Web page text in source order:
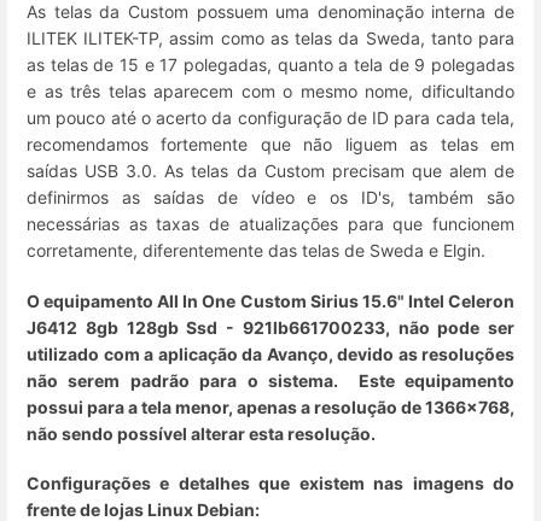
As telas da Custom possuem uma denominação interna de
ILITEK ILITEK-TP, assim como as telas da Sweda, tanto para
as telas de 15 e 17 polegadas, quanto a tela de 9 polegadas
e as três telas aparecem com o mesmo nome, dificultando
um pouco até o acerto da configuração de ID para cada tela,
recomendamos fortemente que não liguem as telas em
saídas USB 3.0. As telas da Custom precisam que alem de
definirmos as saídas de vídeo e os ID's, também são
necessárias as taxas de atualizações para que funcionem
corretamente, diferentemente das telas de Sweda e Elgin.
O equipamento All In One Custom Sirius 15.6" Intel Celeron
J6412 8gb 128gb Ssd - 921lb661700233, não pode ser
utilizado com a aplicação da Avanço, devido as resoluções
não serem padrão para o sistema. Este equipamento
possui para a tela menor, apenas a resolução de 1366x768,
não sendo possível alterar esta resolução.
Configurações e detalhes que existem nas imagens do
frente de lojas Linux Debian: